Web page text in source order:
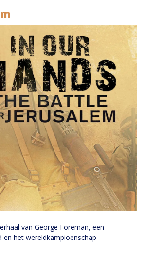
van George Foreman, een
en het wereldkampioenschap